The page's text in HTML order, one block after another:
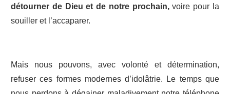
détourner de Dieu et de notre prochain,voire pour la
souiller et l’accaparer.
Mais nous pouvons, avec volonté et détermination,
refuser ces formes modernes d’idolâtrie. Le temps que